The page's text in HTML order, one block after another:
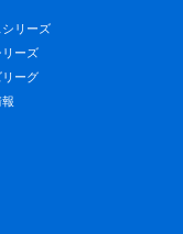
リーズ
ーズ
ーグ
報